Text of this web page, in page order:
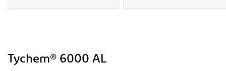
Tychem® 6000 AL